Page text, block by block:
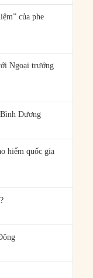
của phe
Ngoại trưởng
Dương
hiểm quốc gia